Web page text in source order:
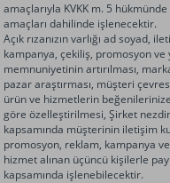
amaçlarıyla KVKK m. 5
amaçları dahilinde işlenecektir.
Açık rızanızın varlığı ad
kampanya, çekiliş, promosyon
memnuniyetinin artırılması,
pazar araştırması, müşteri
ürün ve hizmetlerin
göre özelleştirilmesi, Şirket
kapsamında müşterinin iletişim
promosyon, reklam, kampanya
hizmet alınan üçüncü kişilerle
kapsamında işlenebilecektir.